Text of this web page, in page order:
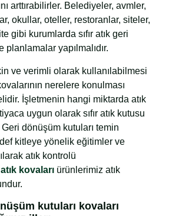
arttırabilirler. Belediyeler, avmler,
okullar, oteller, restoranlar, siteler,
gibi kurumlarda sıfır atık geri
planlamalar yapılmalıdır.
ve verimli olarak kullanılabilmesi
nerelere konulması
İşletmenin hangi miktarda atık
uygun olarak sıfır atık kutusu
Geri dönüşüm kutuları temin
kitleye yönelik eğitimler ve
atık kontrolü
atık kovaları ürünlerimiz atık
kutuları kovaları